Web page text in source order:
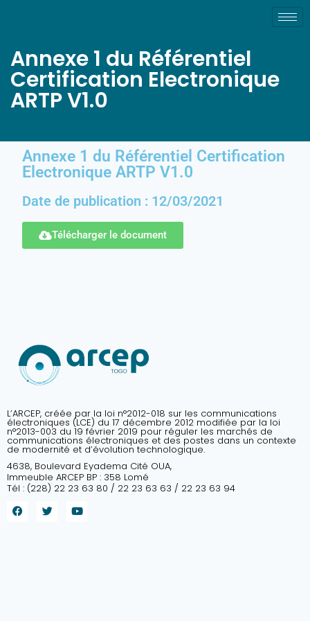
Annexe 1 du Référentiel
Certification Electronique
ARTP V1.0
Annexe 1 du Référentiel Certification
Electronique ARTP V1.0
Date de publication : 12/03/2021
Télécharger le document
L’ARCEP, créée par la loi n°2012-018 sur les communications
électroniques (LCE) du 17 décembre 2012 modifiée par la loi
n°2013-003 du 19 février 2019 pour réguler les marchés de
communications électroniques et des postes dans un contexte
de modernité et d’évolution technologique.
4638, Boulevard Eyadema Cité OUA,
Immeuble ARCEP BP : 358 Lomé
Tél : (228) 22 23 63 80 / 22 23 63 63 / 22 23 63 94